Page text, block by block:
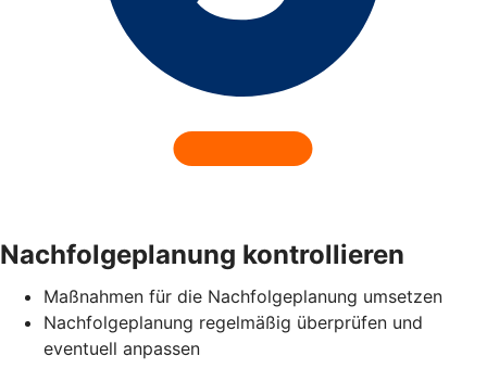
Nachfolgeplanung kontrollieren
Maßnahmen für die Nachfolgeplanung umsetzen
Nachfolgeplanung regelmäßig überprüfen und
eventuell anpassen